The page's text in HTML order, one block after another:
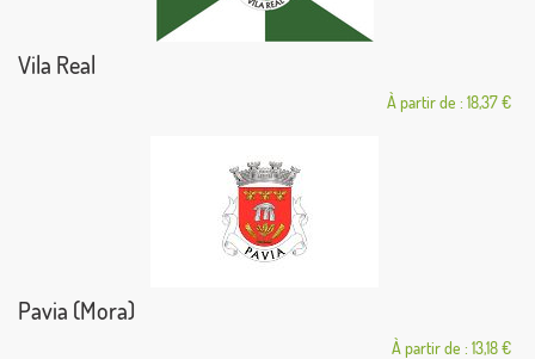
Vila Real
À partir de : 18,37 €
Pavia (Mora)
À partir de : 13,18 €